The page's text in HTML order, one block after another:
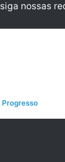
nossas
Progresso